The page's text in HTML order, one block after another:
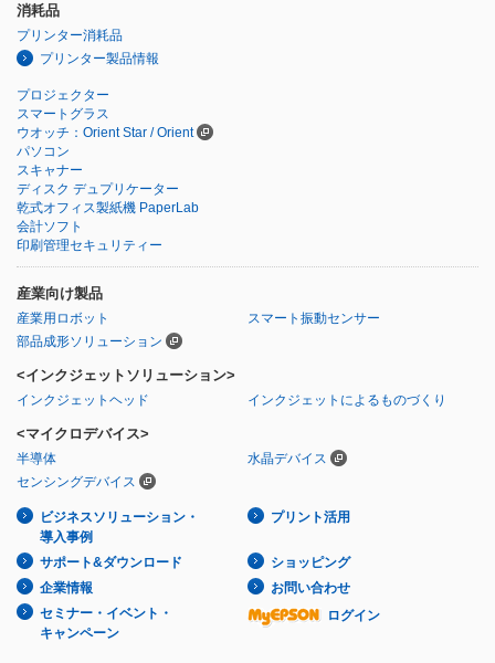
消耗品
プリンター消耗品
プリンター製品情報
プロジェクター
スマートグラス
ウオッチ：Orient Star / Orient
パソコン
スキャナー
ディスク デュプリケーター
乾式オフィス製紙機 PaperLab
会計ソフト
印刷管理セキュリティー
産業向け製品
産業用ロボット
スマート振動センサー
部品成形ソリューション
<インクジェットソリューション>
インクジェットヘッド インクジェットによるものづくり
<マイクロデバイス>
半導体
水晶デバイス
センシングデバイス
ビジネスソリューション・
導入事例
プリント活用
サポート&ダウンロード
ショッピング
企業情報
お問い合わせ
セミナー・イベント・
キャンペーン
ログイン